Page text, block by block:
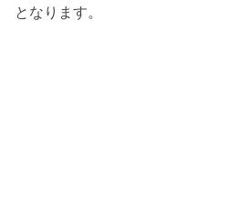
となります。